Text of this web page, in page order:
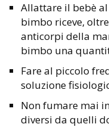
Allattare il bebè
bimbo riceve,
anticorpi della
bimbo una
Fare al piccolo
soluzione
Non fumare mai
diversi da quelli